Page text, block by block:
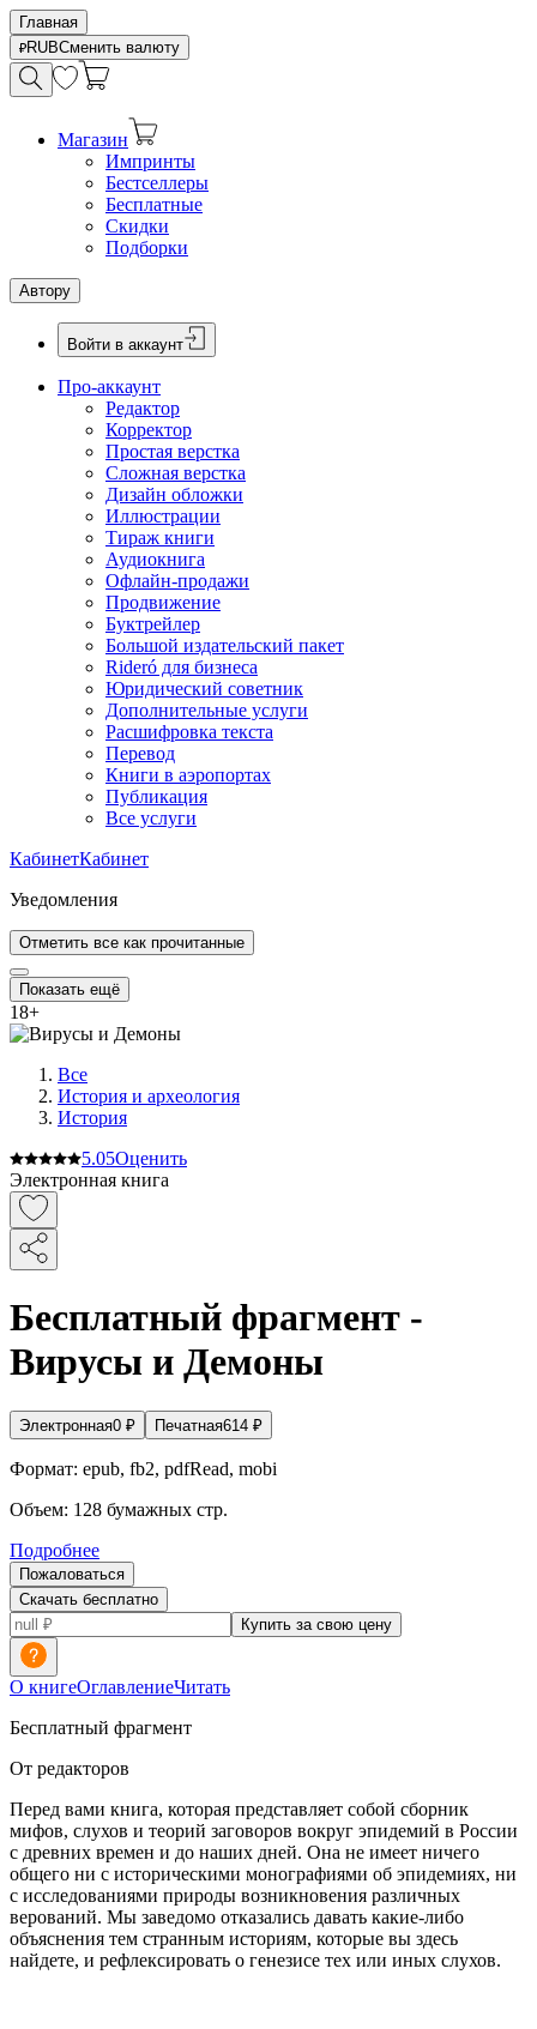
Главная
RUBСменить валюту
Магазин
Импринты
Бестселлеры
Бесплатные
Скидки
Подборки
Автору
Войти в аккаунт
Про-аккаунт
Редактор
Корректор
Простая верстка
Сложная верстка
Дизайн обложки
Иллюстрации
Тираж книги
Аудиокнига
Офлайн-продажи
Продвижение
Буктрейлер
Большой издательский пакет
Rideró для бизнеса
Юридический советник
Дополнительные услуги
Расшифровка текста
Перевод
Книги в аэропортах
Публикация
Все услуги
КабинетКабинет
Уведомления
Отметить все как прочитанные
Показать ещё
18+
Все
История и археология
История
5.05Оценить
Электронная книга
Бесплатный фрагмент -
Вирусы и Демоны
Электронная0 ₽ Печатная614 ₽
Формат: epub, fb2, pdfRead, mobi
Объем: 128 бумажных стр.
Подробнее
Пожаловаться
Скачать бесплатно
Купить за свою цену
О книгеОглавлениеЧитать
Бесплатный фрагмент
От редакторов
Перед вами книга, которая представляет собой сборник
мифов, слухов и теорий заговоров вокруг эпидемий в России
с древних времен и до наших дней. Она не имеет ничего
общего ни с историческими монографиями об эпидемиях, ни
с исследованиями природы возникновения различных
верований. Мы заведомо отказались давать какие-либо
объяснения тем странным историям, которые вы здесь
найдете, и рефлексировать о генезисе тех или иных слухов.